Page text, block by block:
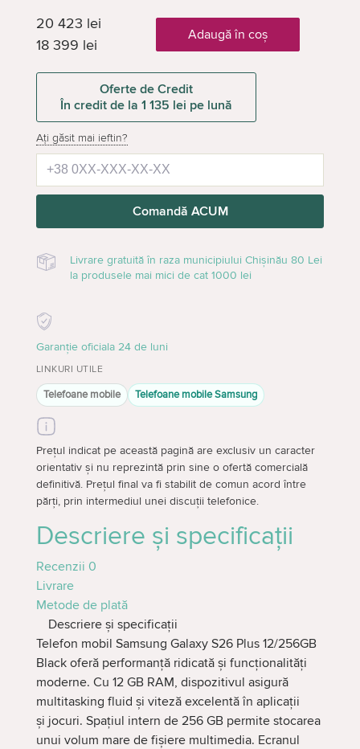
20 423 lei
18 399 lei
Adaugă în coș
Oferte de Credit
În credit de la 1 135 lei pe lună
Ați găsit mai ieftin?
Comandă ACUM
Livrare gratuită în raza municipiului Chișinău 80 Lei
la produsele mai mici de cat 1000 lei
Garanție oficiala 24 de luni
LINKURI UTILE
Telefoane mobile Telefoane mobile Samsung
Prețul indicat pe această pagină are exclusiv un caracter
orientativ și nu reprezintă prin sine o ofertă comercială
definitivă. Prețul final va fi stabilit de comun acord între
părți, prin intermediul unei discuții telefonice.
Descriere și specificații
Recenzii 0
Livrare
Metode de plată
Descriere și specificații
Telefon mobil Samsung Galaxy S26 Plus 12/256GB
Black oferă performanță ridicată și funcționalități
moderne. Cu 12 GB RAM, dispozitivul asigură
multitasking fluid și viteză excelentă în aplicații
și jocuri. Spațiul intern de 256 GB permite stocarea
unui volum mare de fișiere multimedia. Ecranul